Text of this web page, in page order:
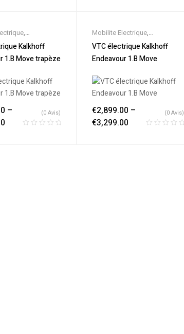
,
,Promos &
électrique ,
,VTC Electrique
Kalkhoff
1.B Move trapèze
–
(0 Avis)
Mobilite Electrique,
Nouveautes,Promos &
Soldes,Trekking électrique
Electriques ,VTC Electrique
VTC électrique Kalkhoff
Endeavour 1.B Move
€2,899.00 –
€3,299.00
(0 Avis)